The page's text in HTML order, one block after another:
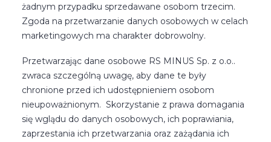
żadnym przypadku sprzedawane osobom trzecim.
Zgoda na przetwarzanie danych osobowych w celach
marketingowych ma charakter dobrowolny.
Przetwarzając dane osobowe RS MINUS Sp. z o.o..
zwraca szczególną uwagę, aby dane te były
chronione przed ich udostępnieniem osobom
nieupoważnionym. Skorzystanie z prawa domagania
się wglądu do danych osobowych, ich poprawiania,
zaprzestania ich przetwarzania oraz zażądania ich